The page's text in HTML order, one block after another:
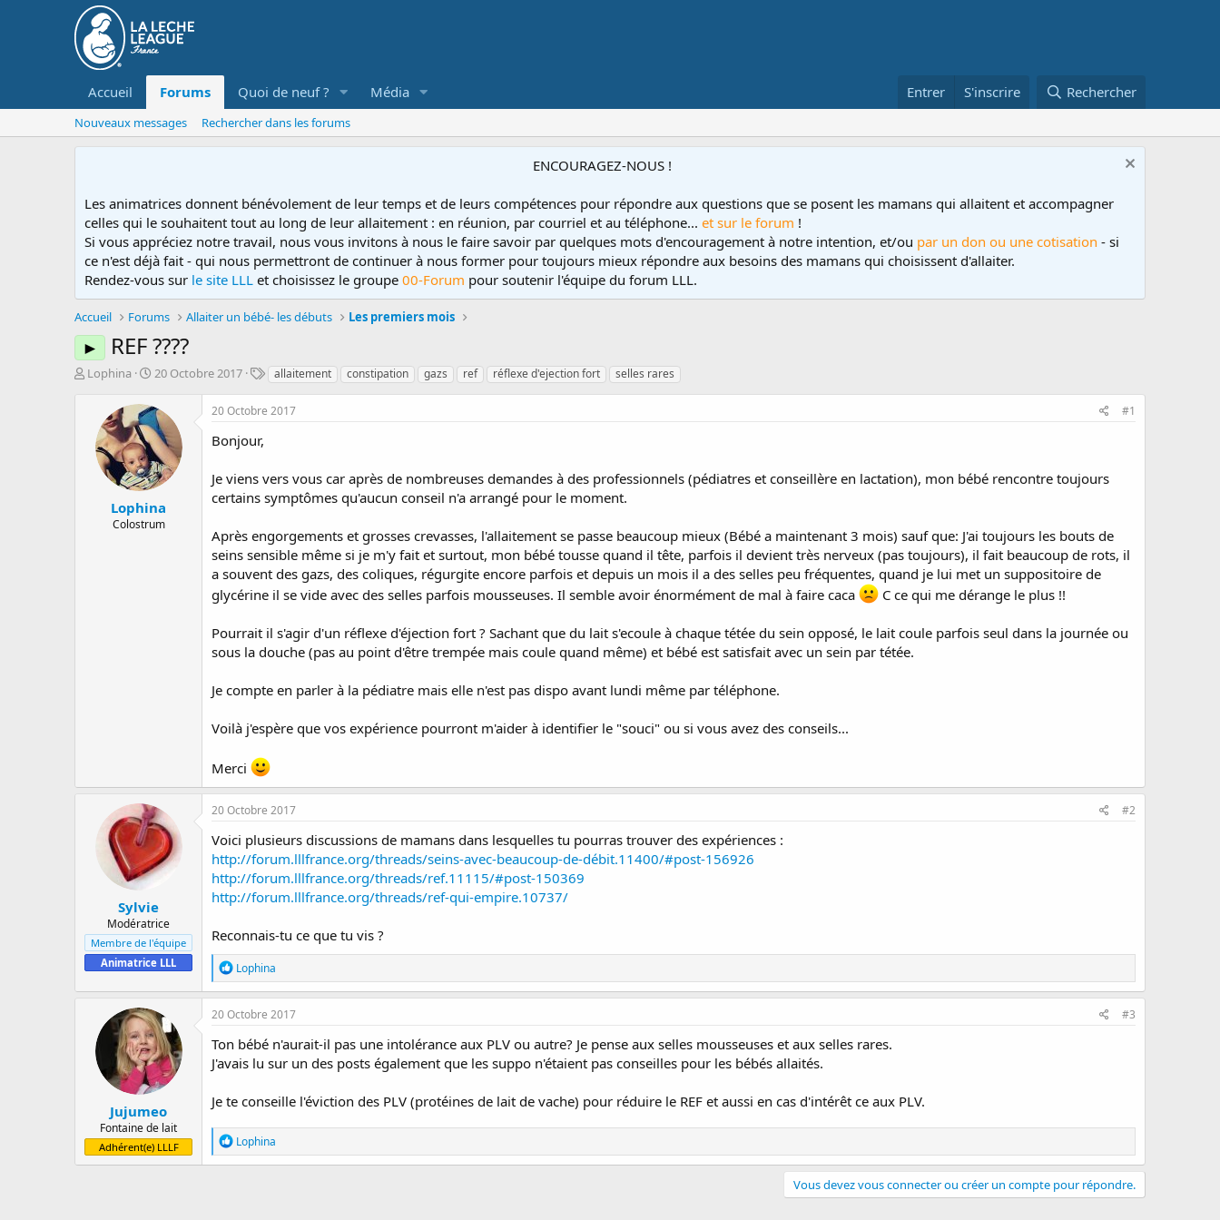
Accueil Forums Quoi de neuf ? Média Entrer S'inscrire Rechercher
Nouveaux messages Rechercher dans les forums
ENCOURAGEZ-NOUS !
Les animatrices donnent bénévolement de leur temps et de leurs compétences pour répondre aux questions que se posent les mamans qui allaitent et accompagner
celles qui le souhaitent tout au long de leur allaitement : en réunion, par courriel et au téléphone... et sur le forum !
Si vous appréciez notre travail, nous vous invitons à nous le faire savoir par quelques mots d'encouragement à notre intention, et/ou par un don ou une cotisation - si
ce n'est déjà fait - qui nous permettront de continuer à nous former pour toujours mieux répondre aux besoins des mamans qui choisissent d'allaiter.
Rendez-vous sur le site LLL et choisissez le groupe 00-Forum pour soutenir l'équipe du forum LLL.
Accueil Forums Allaiter un bébé- les débuts Les premiers mois
► REF ????
D
Lophina
D
t
e
d
e
d
é
b
u
20 Octobre 2017
T
g
allaitement constipation gazs ref réflexe d'ejection fort selles rares
Lophina
Colostrum
20 Octobre 2017 #1
Bonjour,
Je viens vers vous car après de nombreuses demandes à des professionnels (pédiatres et conseillère en lactation), mon bébé rencontre toujours
certains symptômes qu'aucun conseil n'a arrangé pour le moment.
Après engorgements et grosses crevasses, l'allaitement se passe beaucoup mieux (Bébé a maintenant 3 mois) sauf que: J'ai toujours les bouts de
seins sensible même si je m'y fait et surtout, mon bébé tousse quand il tête, parfois il devient très nerveux (pas toujours), il fait beaucoup de rots, il
a souvent des gazs, des coliques, régurgite encore parfois et depuis un mois il a des selles peu fréquentes, quand je lui met un suppositoire de
glycérine il se vide avec des selles parfois mousseuses. Il semble avoir énormément de mal à faire caca
C ce qui me dérange le plus !!
Pourrait il s'agir d'un réflexe d'éjection fort ? Sachant que du lait s'ecoule à chaque tétée du sein opposé, le lait coule parfois seul dans la journée ou
sous la douche (pas au point d'être trempée mais coule quand même) et bébé est satisfait avec un sein par tétée.
Je compte en parler à la pédiatre mais elle n'est pas dispo avant lundi même par téléphone.
Voilà j'espère que vos expérience pourront m'aider à identifier le "souci" ou si vous avez des conseils...
Merci
Sylvie
Modératrice
Membre de l'équipe
Animatrice LLL
20 Octobre 2017 #2
Voici plusieurs discussions de mamans dans lesquelles tu pourras trouver des expériences :
http://forum.lllfrance.org/threads/seins-avec-beaucoup-de-débit.11400/#post-156926
http://forum.lllfrance.org/threads/ref.11115/#post-150369
http://forum.lllfrance.org/threads/ref-qui-empire.10737/
Reconnais-tu ce que tu vis ?
R
é
a
c
o
n
:
Lophina
Jujumeo
Fontaine de lait
Adhérent(e) LLLF
20 Octobre 2017 #3
Ton bébé n'aurait-il pas une intolérance aux PLV ou autre? Je pense aux selles mousseuses et aux selles rares.
J'avais lu sur un des posts également que les suppo n'étaient pas conseilles pour les bébés allaités.
Je te conseille l'éviction des PLV (protéines de lait de vache) pour réduire le REF et aussi en cas d'intérêt ce aux PLV.
R
é
a
Lophina
Vous devez vous connecter ou créer un compte pour répondre.